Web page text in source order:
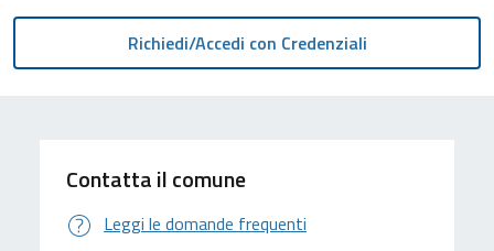
Contatta il comune
Leggi le domande frequenti